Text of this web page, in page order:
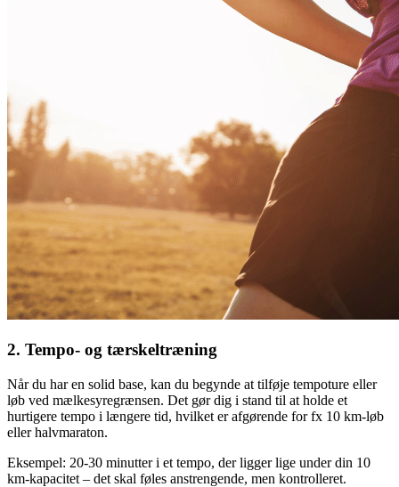
2. Tempo- og tærskeltræning
Når du har en solid base, kan du begynde at tilføje tempoture eller
løb ved mælkesyregrænsen. Det gør dig i stand til at holde et
hurtigere tempo i længere tid, hvilket er afgørende for fx 10 km-løb
eller halvmaraton.
Eksempel: 20-30 minutter i et tempo, der ligger lige under din 10
km-kapacitet – det skal føles anstrengende, men kontrolleret.